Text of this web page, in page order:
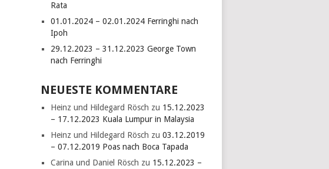
Rata
01.01.2024 – 02.01.2024 Ferringhi nach
Ipoh
29.12.2023 – 31.12.2023 George Town
nach Ferringhi
NEUESTE KOMMENTARE
Heinz und Hildegard Rösch zu 15.12.2023
– 17.12.2023 Kuala Lumpur in Malaysia
Heinz und Hildegard Rösch zu03.12.2019
– 07.12.2019 Poas nach Boca Tapada
Carina und Daniel Rösch zu 15.12.2023 –